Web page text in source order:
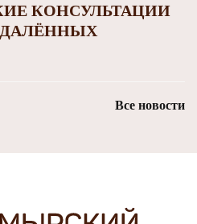
КОНСУЛЬТАЦИИ
Все новости